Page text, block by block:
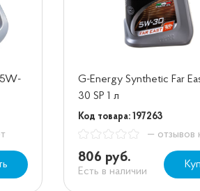
5W-
G-Energy Synthetic Far
30 SP 1 л
Код товара: 197263
— отзывов
806 руб.
Есть в наличии